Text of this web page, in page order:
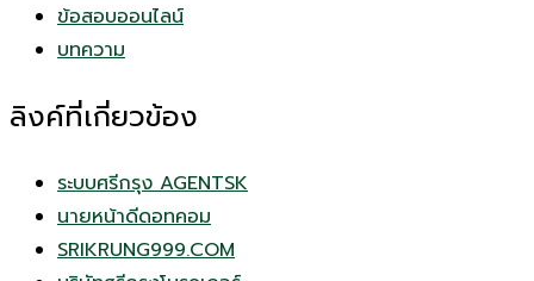
ข้อสอบออนไลน์
บทความ
ลิงค์ที่เกี่ยวข้อง
ระบบศรีกรุง AGENTSK
นายหน้าดีดอทคอม
SRIKRUNG999.COM